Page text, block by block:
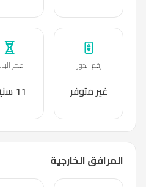
رقم الدور:
غير متوفر
عمر
11 سنين
المرافق الخارجية